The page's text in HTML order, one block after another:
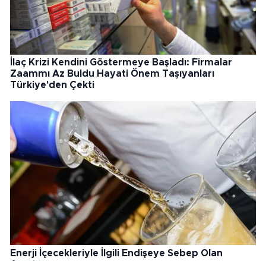
İlaç Krizi Kendini Göstermeye Başladı: Firmalar
Zaammı Az Buldu Hayati Önem Taşıyanları
Türkiye'den Çekti
Enerji İçecekleriyle İlgili Endişeye Sebep Olan